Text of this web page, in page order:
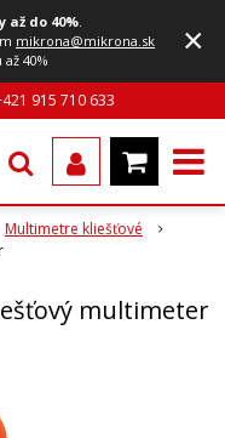
až do 40%.
mikrona@mikrona.sk
40%
×
915 710 633
Multimetre kliešťové
multimeter